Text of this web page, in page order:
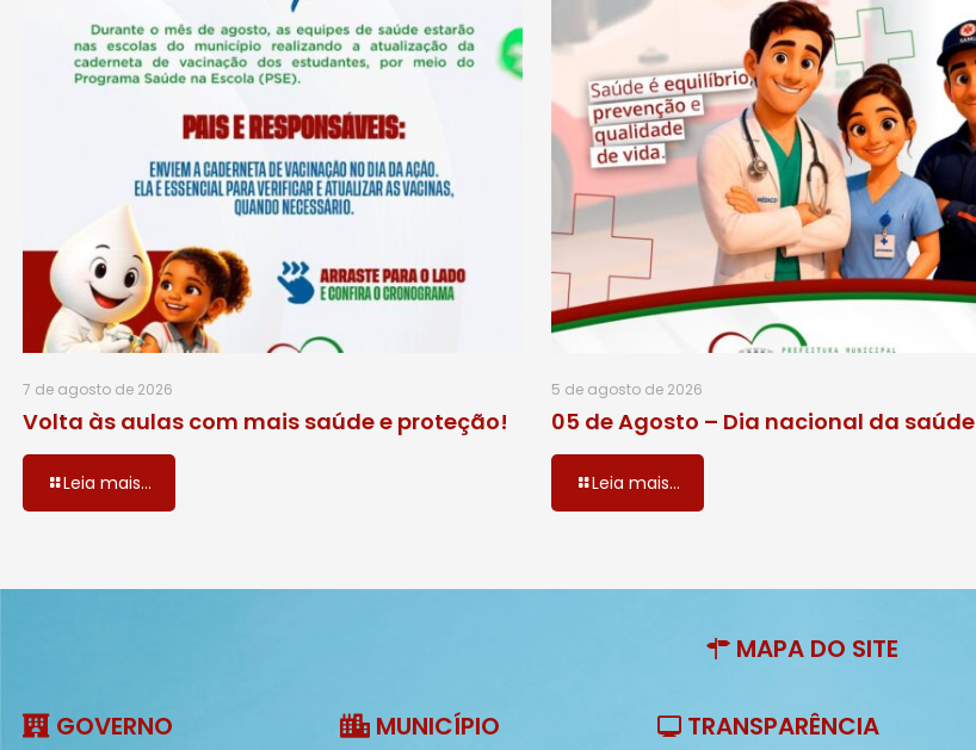
7 de agosto de 2026
Volta às aulas com mais saúde e proteção!
Leia mais...
5 de agosto de 2026
05 de Agosto – Dia nacional da saúde
Leia mais...
MAPA DO SITE
GOVERNO MUNICÍPIO TRANSPARÊNCIA